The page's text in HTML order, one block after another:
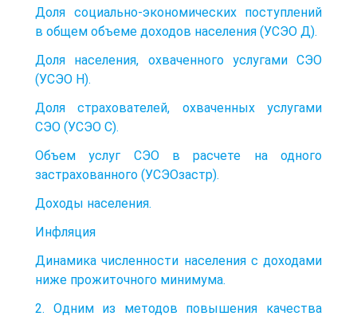
Доля социально-экономических поступлений
в общем объеме доходов населения (УСЭО Д).
Доля населения, охваченного услугами СЭО
(УСЭО Н).
Доля страхователей, охваченных услугами
СЭО (УСЭО С).
Объем услуг СЭО в расчете на одного
застрахованного (УСЭОзастр).
Доходы населения.
Инфляция
Динамика численности населения с доходами
ниже прожиточного минимума.
2. Одним из методов повышения качества